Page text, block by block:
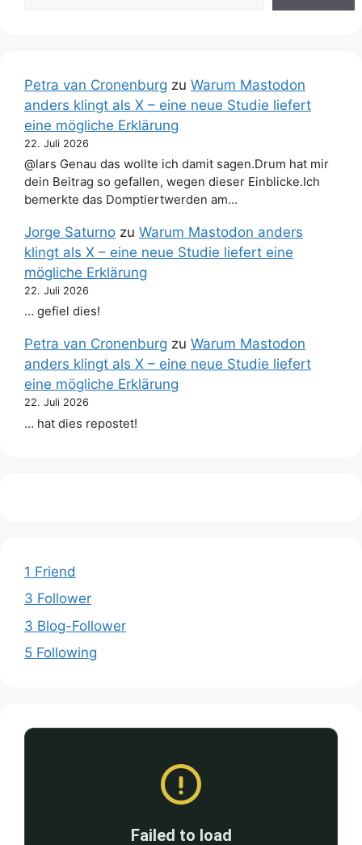
Petra van Cronenburg zu Warum Mastodon
anders klingt als X – eine neue Studie liefert
eine mögliche Erklärung
22. Juli 2026
@lars Genau das wollte ich damit sagen.Drum hat mir
dein Beitrag so gefallen, wegen dieser Einblicke.Ich
bemerkte das Domptiertwerden am…
Jorge Saturno zu Warum Mastodon anders
klingt als X – eine neue Studie liefert eine
mögliche Erklärung
22. Juli 2026
… gefiel dies!
Petra van Cronenburg zu Warum Mastodon
anders klingt als X – eine neue Studie liefert
eine mögliche Erklärung
22. Juli 2026
… hat dies repostet!
1 Friend
3 Follower
3 Blog-Follower
5 Following